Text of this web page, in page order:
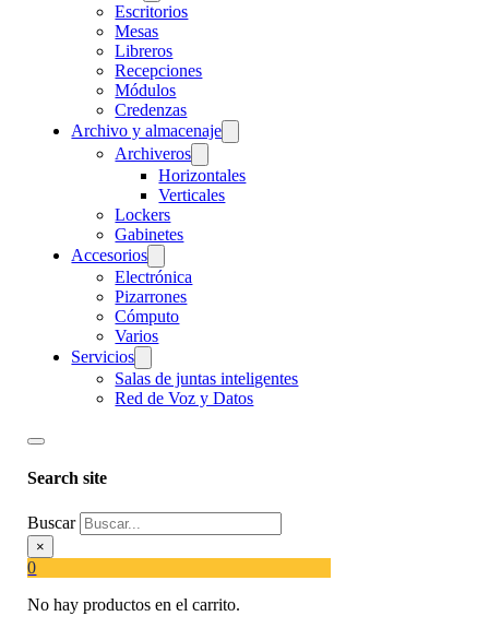
Escritorios
Mesas
Libreros
Recepciones
Módulos
Credenzas
Archivo y almacenaje
Archiveros
Horizontales
Verticales
Lockers
Gabinetes
Accesorios
Electrónica
Pizarrones
Cómputo
Varios
Servicios
Salas de juntas inteligentes
Red de Voz y Datos
Search site
Buscar
×
0
No hay productos en el carrito.